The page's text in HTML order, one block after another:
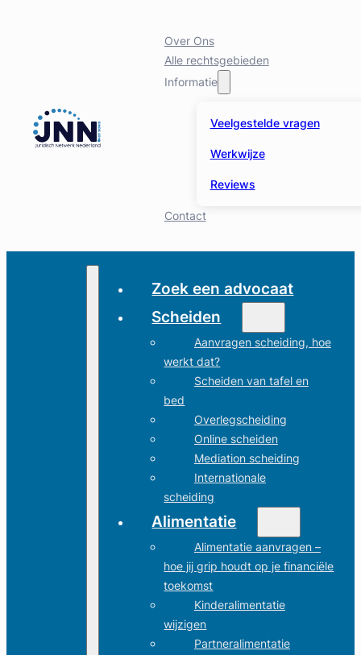
Over Ons
Alle rechtsgebieden
Informatie
Veelgestelde vragen
Werkwijze
Reviews
Contact
Zoek een advocaat
Scheiden
Aanvragen scheiding, hoe
werkt dat?
Scheiden van tafel en
bed
Overlegscheiding
Online scheiden
Mediation scheiding
Internationale
scheiding
Alimentatie
Alimentatie aanvragen –
hoe jij grip houdt op je financiële
toekomst
Kinderalimentatie
wijzigen
Partneralimentatie